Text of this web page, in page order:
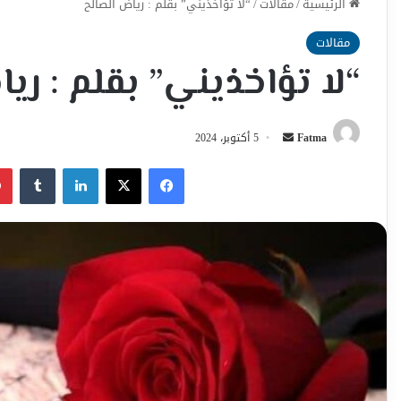
مقالات
“لا تؤاخذيني” بقلم :
Fatma
أرسل 5 أكتوبر، 2024
فيسبوك‫X لينكدإن